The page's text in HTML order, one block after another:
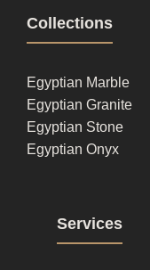
Footer
column
1
Collections
Egyptian Marble
Egyptian Granite
Egyptian Stone
Egyptian Onyx
Footer
column
Services